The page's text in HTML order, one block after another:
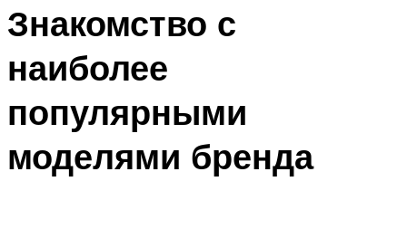
Знакомство с
наиболее
популярными
моделями бренда